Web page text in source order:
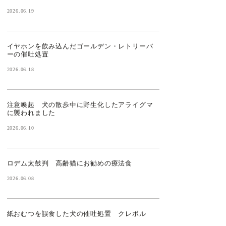
2026.06.19
イヤホンを飲み込んだゴールデン・レトリーバ
ーの催吐処置
2026.06.18
注意喚起 犬の散歩中に野生化したアライグマ
に襲われました
2026.06.10
ロデム太鼓判 高齢猫にお勧めの療法食
2026.06.08
紙おむつを誤食した犬の催吐処置 クレボル